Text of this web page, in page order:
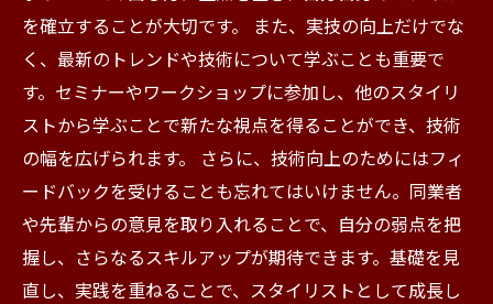
を確立することが大切です。 また、実技の向上だけでな
く、最新のトレンドや技術について学ぶことも重要で
す。セミナーやワークショップに参加し、他のスタイリ
ストから学ぶことで新たな視点を得ることができ、技術
の幅を広げられます。 さらに、技術向上のためにはフィ
ードバックを受けることも忘れてはいけません。同業者
や先輩からの意見を取り入れることで、自分の弱点を把
握し、さらなるスキルアップが期待できます。基礎を見
直し、実践を重ねることで、スタイリストとして成長し